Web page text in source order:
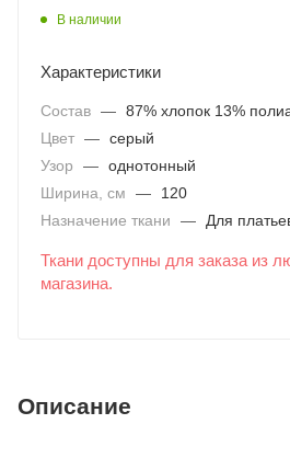
В наличии
Характеристики
Состав — 87% хлопок 13%
Цвет — серый
Узор
— однотонный
Ширина, см
—
120
Назначение ткани
— Для
Ткани доступны для заказа из
магазина.
Описание